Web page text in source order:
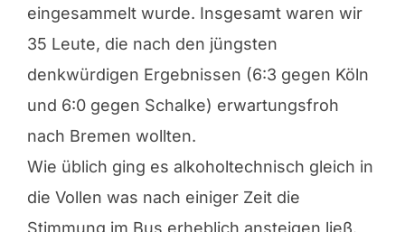
eingesammelt wurde. Insgesamt waren wir
35 Leute, die nach den jüngsten
denkwürdigen Ergebnissen (6:3 gegen Köln
und 6:0 gegen Schalke) erwartungsfroh
nach Bremen wollten.
Wie üblich ging es alkoholtechnisch gleich in
die Vollen was nach einiger Zeit die
Stimmung im Bus erheblich ansteigen ließ.